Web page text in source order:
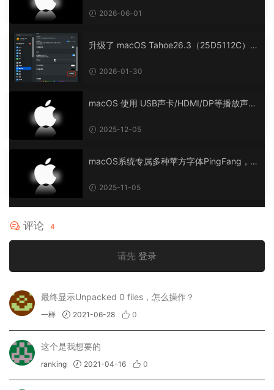
2026-06-01
升级了 macOS Tahoe26.3（25D5112C）B
3cm的点状长方形
2026-01-30
macOS 使用 USB声卡/HDMI/DP等播放声音
题！2025-12-05
macOS系统专属多种苹方字体PingFang，支
统安装使用）
2025-11-05
评论 4
请先 登录
最终显示Unpacked 0 files，怎么操作？
一样 2021-06-28 0
这个是我想要的
ranking 2021-04-16 0